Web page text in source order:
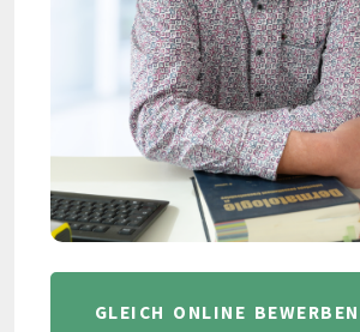
GLEICH ONLINE BEWERBEN